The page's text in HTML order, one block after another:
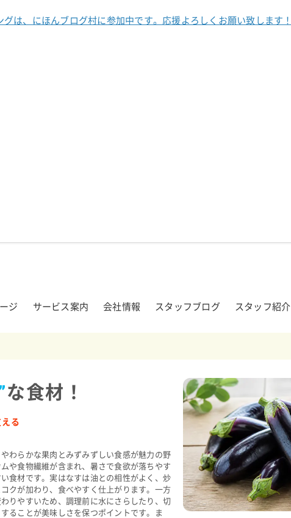
グは、にほんブログ村に参加中です。 応援よろしくお願い致します！
ジ サービス案内 会社情報 スタッフブログ スタッフ紹介
な食材！
る
わらかな果肉とみずみずしい食感が魅力の野
や食物繊維が含まれ、暑さで食欲が落ちやす
食材です。実はなすは油との相性がよく、炒
クが加わり、食べやすく仕上がります。一方
りやすいため、調理前に水にさらしたり、切
ることが美味しさを保つポイントです。ま